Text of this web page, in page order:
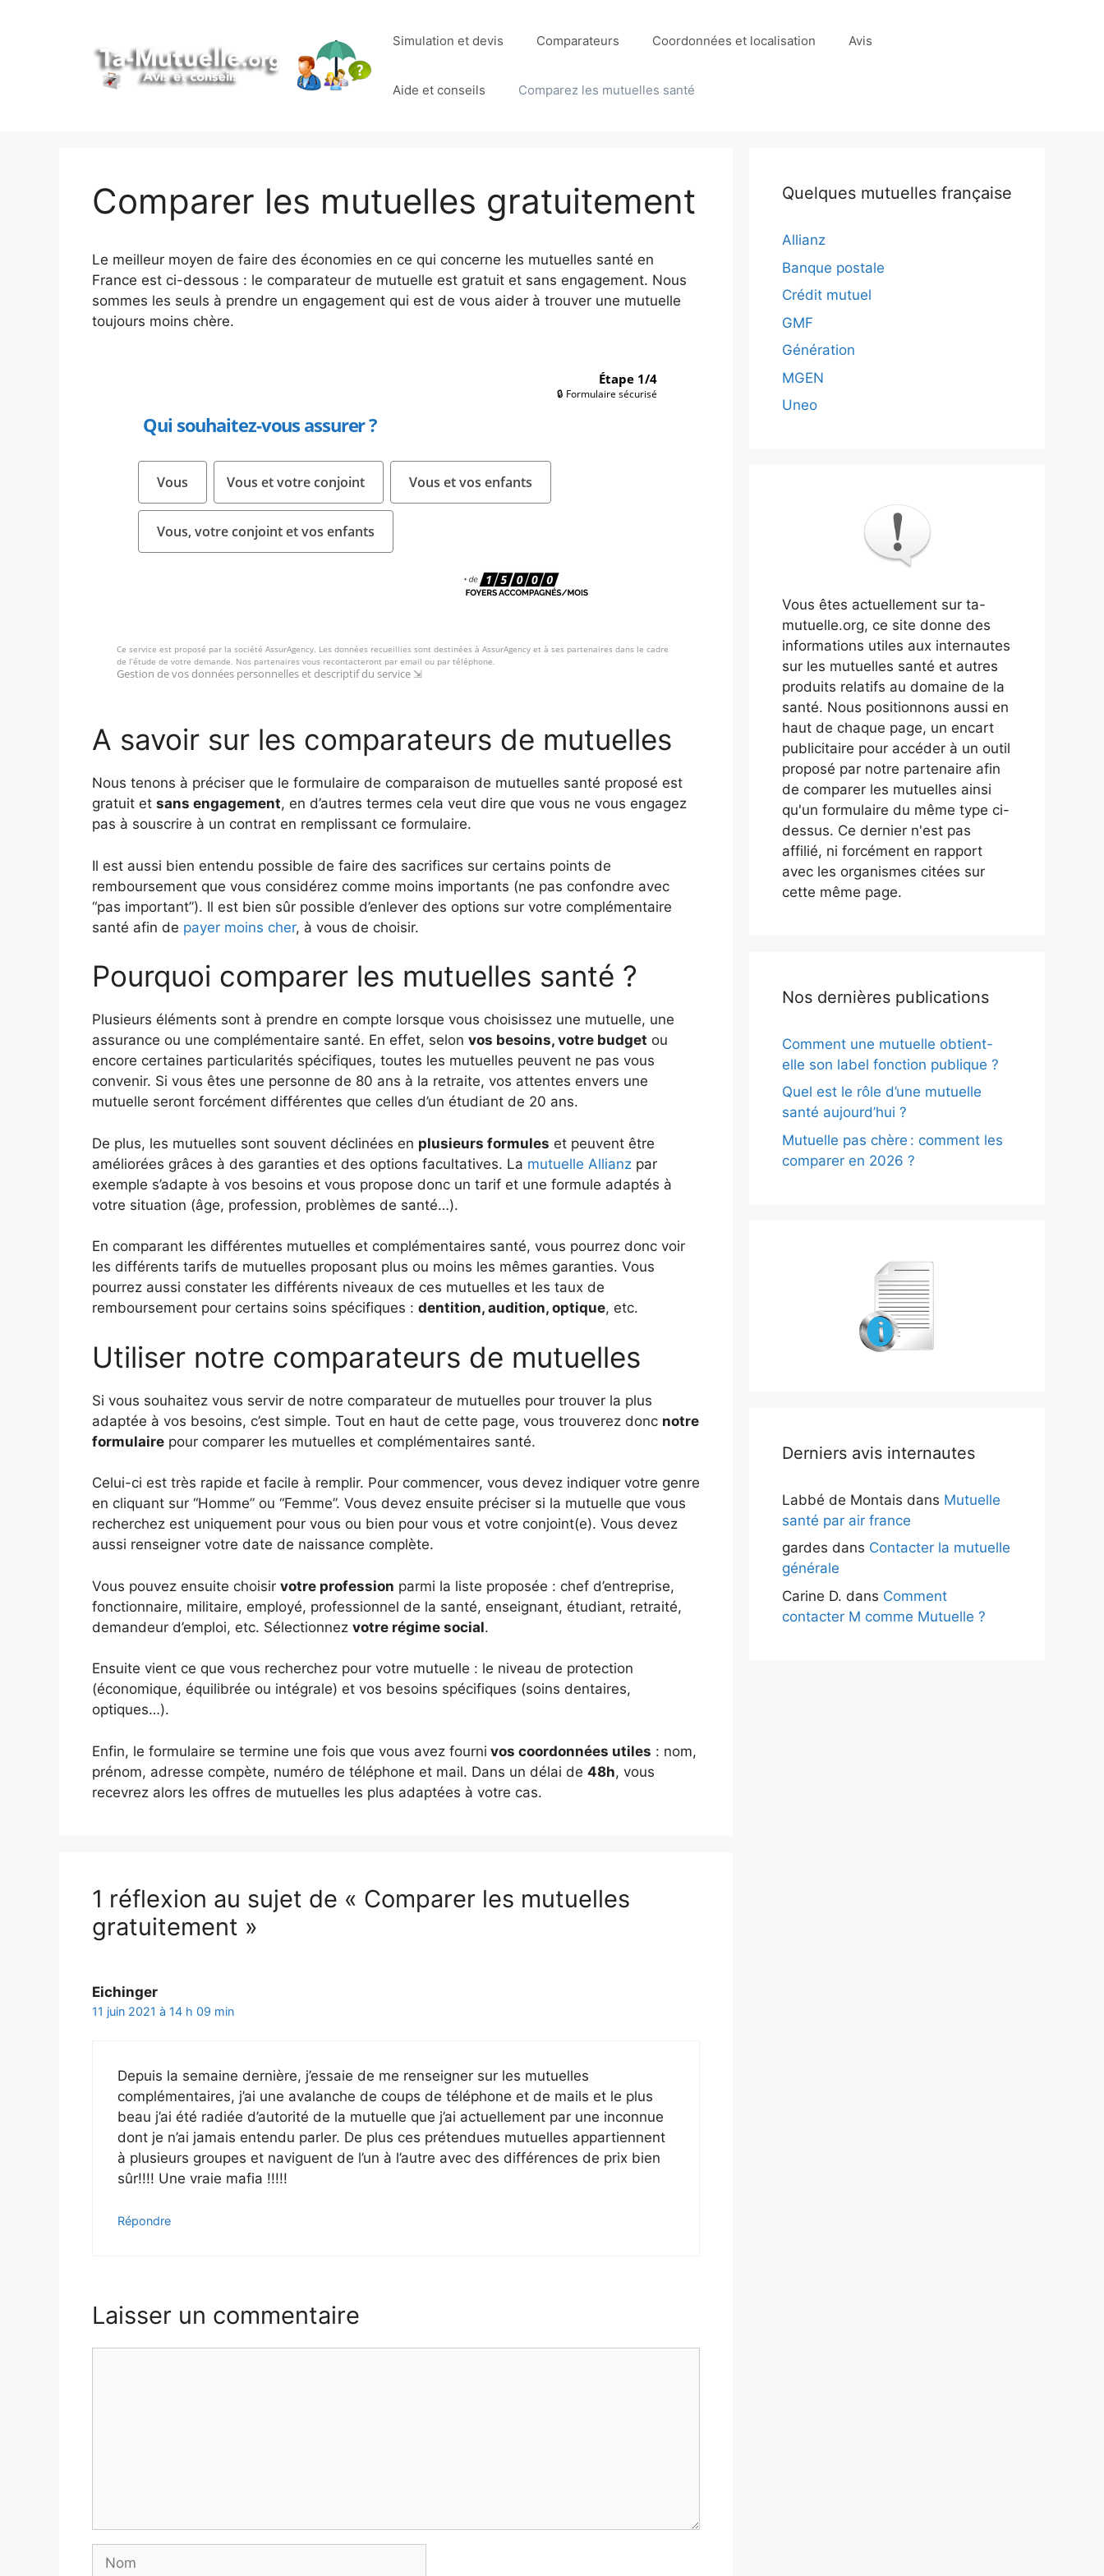
Simulation et devis Comparateurs Coordonnées et localisation Avis
Aide et conseils Comparez les mutuelles santé
Comparer les mutuelles gratuitement
Le meilleur moyen de faire des économies en ce qui concerne les mutuelles santé en
France est ci-dessous : le comparateur de mutuelle est gratuit et sans engagement. Nous
sommes les seuls à prendre un engagement qui est de vous aider à trouver une mutuelle
toujours moins chère.
A savoir sur les comparateurs de mutuelles
Nous tenons à préciser que le formulaire de comparaison de mutuelles santé proposé est
gratuit et sans engagement, en d’autres termes cela veut dire que vous ne vous engagez
pas à souscrire à un contrat en remplissant ce formulaire.
Il est aussi bien entendu possible de faire des sacrifices sur certains points de
remboursement que vous considérez comme moins importants (ne pas confondre avec
“pas important”). Il est bien sûr possible d’enlever des options sur votre complémentaire
santé afin de payer moins cher, à vous de choisir.
Pourquoi comparer les mutuelles santé ?
Plusieurs éléments sont à prendre en compte lorsque vous choisissez une mutuelle, une
assurance ou une complémentaire santé. En effet, selon vos besoins, votre budget ou
encore certaines particularités spécifiques, toutes les mutuelles peuvent ne pas vous
convenir. Si vous êtes une personne de 80 ans à la retraite, vos attentes envers une
mutuelle seront forcément différentes que celles d’un étudiant de 20 ans.
De plus, les mutuelles sont souvent déclinées en plusieurs formules et peuvent être
améliorées grâces à des garanties et des options facultatives. La mutuelle Allianz par
exemple s’adapte à vos besoins et vous propose donc un tarif et une formule adaptés à
votre situation (âge, profession, problèmes de santé…).
En comparant les différentes mutuelles et complémentaires santé, vous pourrez donc voir
les différents tarifs de mutuelles proposant plus ou moins les mêmes garanties. Vous
pourrez aussi constater les différents niveaux de ces mutuelles et les taux de
remboursement pour certains soins spécifiques : dentition, audition, optique, etc.
Utiliser notre comparateurs de mutuelles
Si vous souhaitez vous servir de notre comparateur de mutuelles pour trouver la plus
adaptée à vos besoins, c’est simple. Tout en haut de cette page, vous trouverez donc notre
formulaire pour comparer les mutuelles et complémentaires santé.
Celui-ci est très rapide et facile à remplir. Pour commencer, vous devez indiquer votre genre
en cliquant sur “Homme” ou “Femme”. Vous devez ensuite préciser si la mutuelle que vous
recherchez est uniquement pour vous ou bien pour vous et votre conjoint(e). Vous devez
aussi renseigner votre date de naissance complète.
Vous pouvez ensuite choisir votre profession parmi la liste proposée : chef d’entreprise,
fonctionnaire, militaire, employé, professionnel de la santé, enseignant, étudiant, retraité,
demandeur d’emploi, etc. Sélectionnez votre régime social.
Ensuite vient ce que vous recherchez pour votre mutuelle : le niveau de protection
(économique, équilibrée ou intégrale) et vos besoins spécifiques (soins dentaires,
optiques…).
Enfin, le formulaire se termine une fois que vous avez fourni vos coordonnées utiles : nom,
prénom, adresse compète, numéro de téléphone et mail. Dans un délai de 48h, vous
recevrez alors les offres de mutuelles les plus adaptées à votre cas.
1 réflexion au sujet de « Comparer les mutuelles
gratuitement »
Eichinger
11 juin 2021 à 14 h 09 min
Depuis la semaine dernière, j’essaie de me renseigner sur les mutuelles
complémentaires, j’ai une avalanche de coups de téléphone et de mails et le plus
beau j’ai été radiée d’autorité de la mutuelle que j’ai actuellement par une inconnue
dont je n’ai jamais entendu parler. De plus ces prétendues mutuelles appartiennent
à plusieurs groupes et naviguent de l’un à l’autre avec des différences de prix bien
sûr!!!! Une vraie mafia !!!!!
Répondre
Laisser un commentaire
Nom
Quelques mutuelles française
Allianz
Banque postale
Crédit mutuel
GMF
Génération
MGEN
Uneo
Vous êtes actuellement sur ta-
mutuelle.org, ce site donne des
informations utiles aux internautes
sur les mutuelles santé et autres
produits relatifs au domaine de la
santé. Nous positionnons aussi en
haut de chaque page, un encart
publicitaire pour accéder à un outil
proposé par notre partenaire afin
de comparer les mutuelles ainsi
qu'un formulaire du même type ci-
dessus. Ce dernier n'est pas
affilié, ni forcément en rapport
avec les organismes citées sur
cette même page.
Nos dernières publications
Comment une mutuelle obtient-
elle son label fonction publique ?
Quel est le rôle d’une mutuelle
santé aujourd’hui ?
Mutuelle pas chère : comment les
comparer en 2026 ?
Derniers avis internautes
Labbé de Montais dans Mutuelle
santé par air france
gardes dans Contacter la mutuelle
générale
Carine D. dans Comment
contacter M comme Mutuelle ?